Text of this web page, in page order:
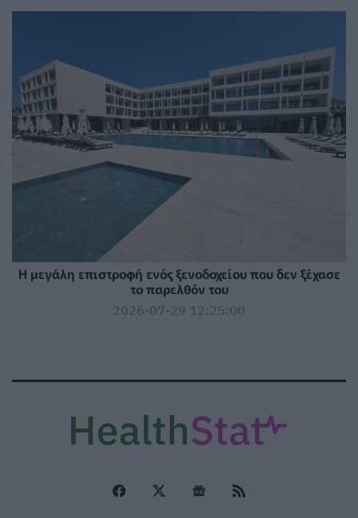
Η μεγάλη επιστροφή ενός ξενοδοχείου που δεν ξέχασε
το παρελθόν του
2026-07-29 12:25:00